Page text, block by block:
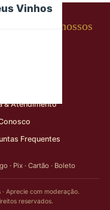
Vinhos
por nossos
& Atendimento
Frequentes
· Pix · Cartão · Boleto
Aprecie com moderação.
reservados.